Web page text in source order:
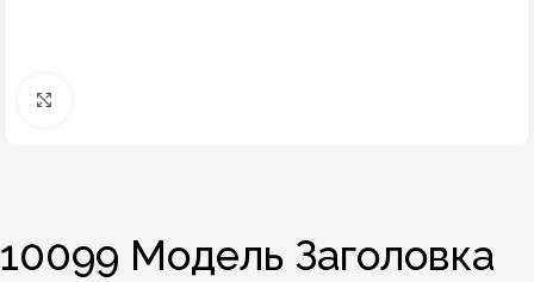
10099 Модель Заголовка